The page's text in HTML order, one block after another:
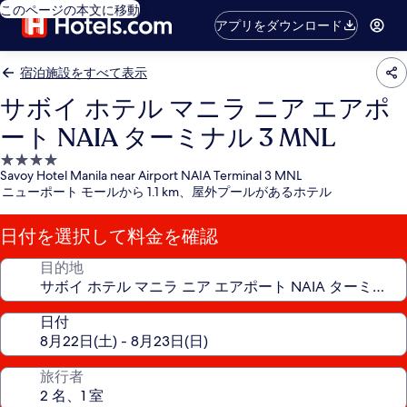
このページの本文に移動
アプリをダウンロード
宿泊施設をすべて表示
サボイ ホテル マニラ ニア エアポ
ート NAIA ターミナル 3 MNL
4.0
つ
星
宿
泊
施
Savoy Hotel Manila near Airport NAIA Terminal 3 MNL
ニューポート モールから 1.1 km、屋外プールがあるホテル
日付を選択して料金を確認
目的地
日付
旅行者